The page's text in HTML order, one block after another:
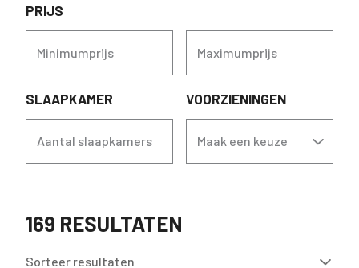
PRIJS
Minimumprijs Maximumprijs
SLAAPKAMER
Aantal slaapkamers
VOORZIENINGEN
Maak een keuze
169 RESULTATEN
Sorteer resultaten